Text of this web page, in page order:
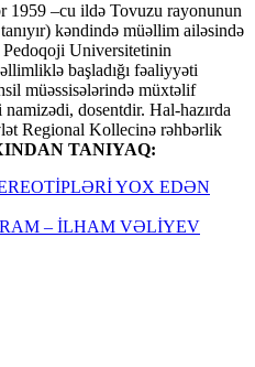
–cu ildə Tovuzu rayonunun
kəndində müəllim ailəsində
Universitetinin
başladığı fəaliyyəti
müəssisələrində müxtəlif
dosentdir. Hal-hazırda
Regional Kollecinə rəhbərlik
TANIYAQ:
YOX EDƏN
– İLHAM VƏLİYEV